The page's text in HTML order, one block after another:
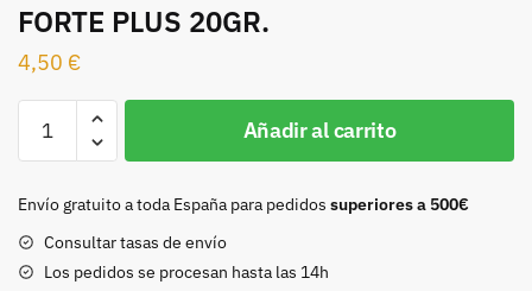
FORTE PLUS 20GR.
4,50 €
PLUS
cantidad
Añadir al carrito
Envío gratuito a toda España para pedidos superiores a 500€
Consultar tasas de envío
Los pedidos se procesan hasta las 14h